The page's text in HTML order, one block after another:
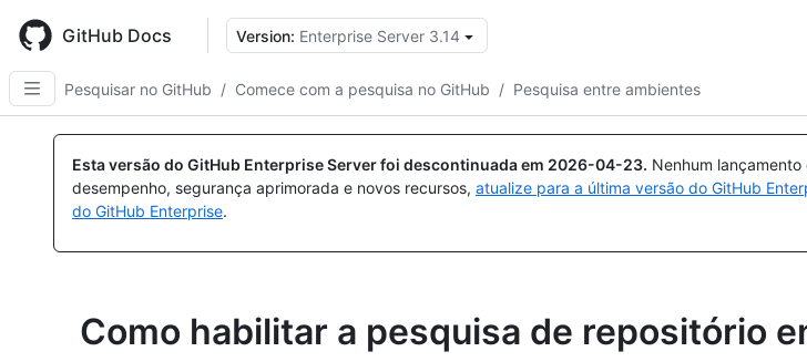
main
content
GitHub Docs Version: Enterprise Server 3.14
Pesquisar no GitHub / Comece com a pesquisa no GitHub / Pesquisa entre ambientes
Esta versão do GitHub Enterprise Server foi descontinuada em 2026-04-23. Nenhum
desempenho, segurança aprimorada e novos recursos, atualize para a última versão do GitHub
do GitHub Enterprise.
Como habilitar a pesquisa de repositório